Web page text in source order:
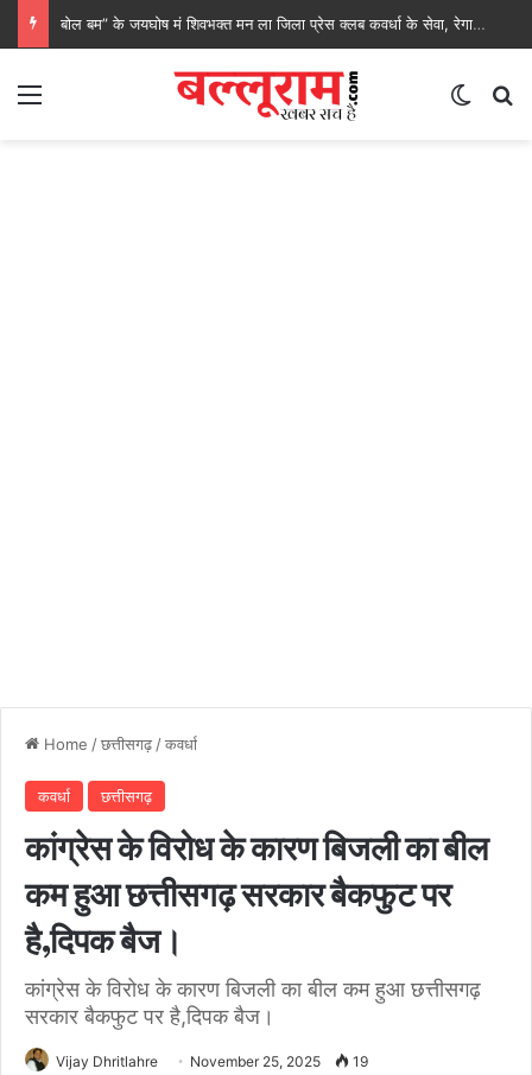
बोल बम” के जयघोष मं शिवभक्त मन ला जिला प्रेस क्लब कवर्धा के सेवा, रेगाखार चौक मं स्वल्पाहार पाय के गदगद होइस पदयात्री
Home /छत्तीसगढ़ /कवर्धा
कवर्धा छत्तीसगढ़
कांग्रेस के विरोध के कारण बिजली का बील
कम हुआ छत्तीसगढ़ सरकार बैकफुट पर
है,दिपक बैज।
कांग्रेस के विरोध के कारण बिजली का बील कम हुआ छत्तीसगढ़
सरकार बैकफुट पर है,दिपक बैज।
Vijay Dhritlahre November 25, 2025 19